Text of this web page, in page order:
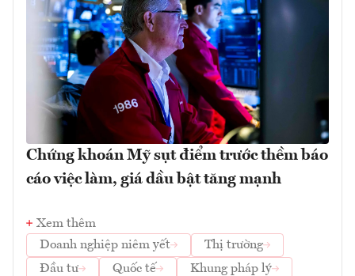
Chứng khoán Mỹ sụt điểm trước thềm báo
cáo việc làm, giá dầu bật tăng mạnh
Xem thêm
Doanh nghiệp niêm yết
Thị trường
Đầu tư
Quốc tế Khung pháp lý